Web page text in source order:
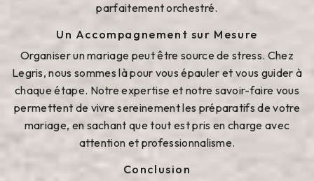
parfaitement orchestré.
Un Accompagnement sur Mesure
Organiser un mariage peut être source de stress. Chez
Legris, nous sommes là pour vous épauler et vous guider à
chaque étape. Notre expertise et notre savoir-faire vous
permettent de vivre sereinement les préparatifs de votre
mariage, en sachant que tout est pris en charge avec
attention et professionnalisme.
Conclusion